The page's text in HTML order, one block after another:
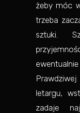
żeby móc
trzeba
sztuki.
letargu,
zadaje